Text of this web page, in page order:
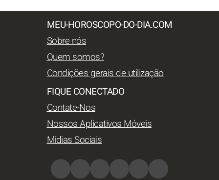
MEU-HOROSCOPO-DO-DIA.COM
Sobre nós
Quem somos?
Condições gerais de utilização
FIQUE CONECTADO
Contate-Nos
Nossos Aplicativos Móveis
Mídias Sociais